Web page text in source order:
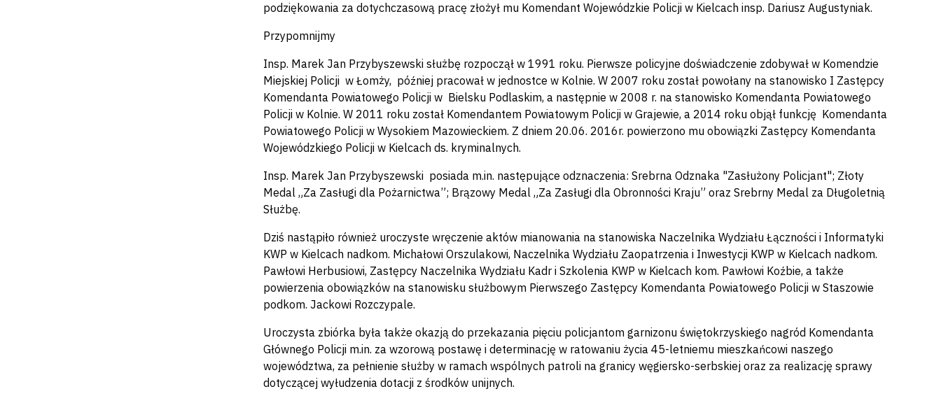
podziękowania za dotychczasową pracę złożył mu Komendant Wojewódzkie Policji w Kielcach insp. Dariusz Augustyniak.
Przypomnijmy
Insp. Marek Jan Przybyszewski służbę rozpoczął w 1991 roku. Pierwsze policyjne doświadczenie zdobywał w Komendzie
Miejskiej Policji w Łomży, później pracował w jednostce w Kolnie. W 2007 roku został powołany na stanowisko I Zastępcy
Komendanta Powiatowego Policji w Bielsku Podlaskim, a następnie w 2008 r. na stanowisko Komendanta Powiatowego
Policji w Kolnie. W 2011 roku został Komendantem Powiatowym Policji w Grajewie, a 2014 roku objął funkcję Komendanta
Powiatowego Policji w Wysokiem Mazowieckiem. Z dniem 20.06. 2016r. powierzono mu obowiązki Zastępcy Komendanta
Wojewódzkiego Policji w Kielcach ds. kryminalnych.
Insp. Marek Jan Przybyszewski posiada m.in. następujące odznaczenia: Srebrna Odznaka "Zasłużony Policjant"; Złoty
Medal „Za Zasługi dla Pożarnictwa”; Brązowy Medal „Za Zasługi dla Obronności Kraju” oraz Srebrny Medal za Długoletnią
Służbę.
Dziś nastąpiło również uroczyste wręczenie aktów mianowania na stanowiska Naczelnika Wydziału Łączności i Informatyki
KWP w Kielcach nadkom. Michałowi Orszulakowi, Naczelnika Wydziału Zaopatrzenia i Inwestycji KWP w Kielcach nadkom.
Pawłowi Herbusiowi, Zastępcy Naczelnika Wydziału Kadr i Szkolenia KWP w Kielcach kom. Pawłowi Koźbie, a także
powierzenia obowiązków na stanowisku służbowym Pierwszego Zastępcy Komendanta Powiatowego Policji w Staszowie
podkom. Jackowi Rozczypale.
Uroczysta zbiórka była także okazją do przekazania pięciu policjantom garnizonu świętokrzyskiego nagród Komendanta
Głównego Policji m.in. za wzorową postawę i determinację w ratowaniu życia 45-letniemu mieszkańcowi naszego
województwa, za pełnienie służby w ramach wspólnych patroli na granicy węgiersko-serbskiej oraz za realizację sprawy
dotyczącej wyłudzenia dotacji z środków unijnych.